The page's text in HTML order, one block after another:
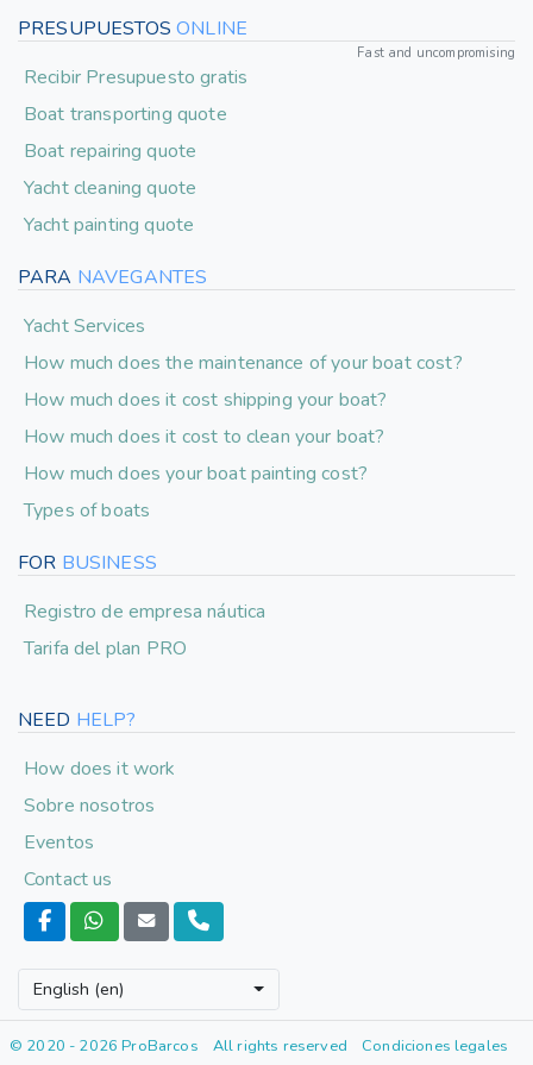
PRESUPUESTOSONLINE
Fast and uncompromising
Recibir Presupuesto gratis
Boat transporting quote
Boat repairing quote
Yacht cleaning quote
Yacht painting quote
PARA NAVEGANTES
Yacht Services
How much does the maintenance of your boat cost?
How much does it cost shipping your boat?
How much does it cost to clean your boat?
How much does your boat painting cost?
Types of boats
FOR BUSINESS
Registro de empresa náutica
Tarifa del plan PRO
NEED HELP?
How does it work
Sobre nosotros
Eventos
Contact us
English (en)
© 2020 - 2026 ProBarcos All rights reserved
Condiciones legales